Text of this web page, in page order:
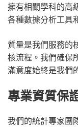
擁有相關學科的高
各種數據分析工具
質量是我們服務的
核流程。我們確保
滿意度始終是我們
專業資質保
我們的統計專家團